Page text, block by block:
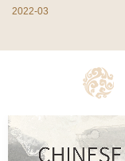
2022-03